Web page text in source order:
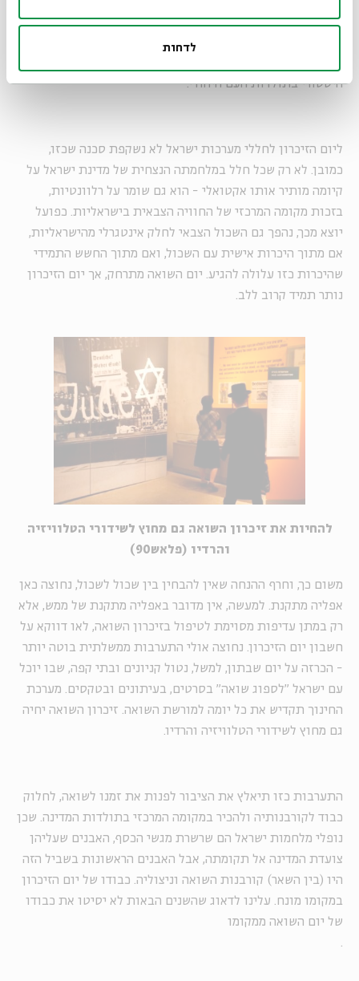
לדחות
שהריחוק ממנו בלתי נמנע. לא רחוק היום שבו הישראלי לא יבחין
עוד בין פרעות קישינב לבין שואת יהודי אירופה. הוא יידע לזהות
היסטורי בתולדות העם היהודי.
ליום הזיכרון לחללי מערכות ישראל לא נשקפת סכנה שכזו,
כמובן. לא רק שכל חלל במלחמתה הנצחית של מדינת ישראל על
קיומה מותיר אותו אקטואלי - הוא גם שומר על רלוונטיות,
בזכות מקומה המרכזי של החוויה הצבאית בישראליות. כפועל
יוצא מכך, נהפך גם השכול הצבאי לחלק אינטגרלי מהישראליות,
אם מתוך היכרות אישית עם השכול, ואם מתוך החשש התמידי
שהיכרות כזו עלולה להגיע. יום השואה מתרחק, אך יום הזיכרון
נותר תמיד קרוב ללב.
להחיות את זיכרון השואה גם מחוץ לשידורי הטלוויזיה
והרדיו (פלאש90)
משום כך, וחרף ההנחה שאין להבחין בין שכול לשכול, נחוצה כאן
אפליה מתקנת. למעשה, אין מדובר באפליה מתקנת של ממש, אלא
רק במתן עדיפות מסוימת לטיפול בזיכרון השואה, לאו דווקא על
חשבון יום הזיכרון. נחוצה אולי התערבות ממשלתית בוטה יותר
- הכרזה על יום שבתון, למשל, נטול קניונים ובתי קפה, שבו יוכל
עם ישראל "לספוג שואה" בסרטים, בעיתונים ובטקסים. מערכת
החינוך תקדיש את כל יומה למורשת השואה. זיכרון השואה יחיה
גם מחוץ לשידורי הטלוויזיה והרדיו.
התערבות כזו תיאלץ את הציבור לפנות את זמנו לשואה, לחלוק
כבוד לקורבנותיה ולהכיר במקומה המרכזי בתולדות המדינה. שכן
נופלי מלחמות ישראל הם שרשרת מגשי הכסף, האבנים שעליהן
צועדת המדינה אל תקומתה, אבל האבנים הראשונות בשביל הזה
היו (בין השאר) קורבנות השואה וניצוליה. כבודו של יום הזיכרון
במקומו מונח. עלינו לדאוג שהשנים הבאות לא יסיטו את כבודו
של יום השואה ממקומו
.